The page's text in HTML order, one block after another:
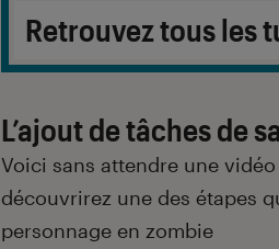
Retrouveztous les
L’ajout de tâches de
Voici sans attendre une
découvrirez une des étapes
personnage en zombie